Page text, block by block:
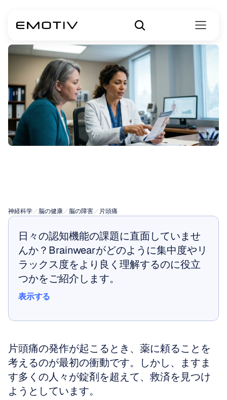
神経科学／脳の健康／脳の障害／ 片頭痛
日々の認知機能の課題に直面していませ
んか？Brainwearがどのように集中度やリ
ラックス度をより良く理解するのに役立
つかをご紹介します。
表示する
片頭痛の発作が起こるとき、薬に頼ることを
考えるのが最初の衝動です。しかし、ますま
す多くの人々が錠剤を超えて、救済を見つけ
ようとしています。